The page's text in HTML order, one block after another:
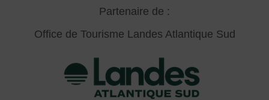
Partenaire de :
Office de Tourisme Landes Atlantique Sud